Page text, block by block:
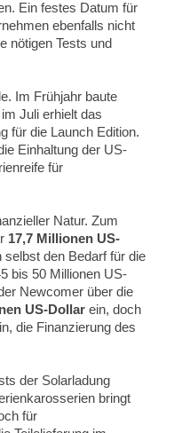
Ein festes Datum für
ebenfalls nicht
nötigen Tests und
Im Frühjahr baute
Juli erhielt das
für die Launch Edition.
Einhaltung der US-
für
Natur. Zum
17,7 Millionen US-
den Bedarf für die
bis 50 Millionen US-
Newcomer über die
US-Dollar ein, doch
die Finanzierung des
der Solarladung
bringt
für